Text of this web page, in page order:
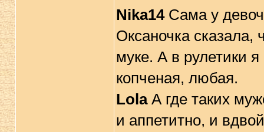
Nika14Сама у
Оксаночка сказала,
муке. А в рулетики
копченая, любая.
LolaА где таких
и аппетитно, и